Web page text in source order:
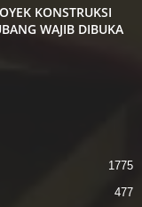
KONSTRUKSI
WAJIB DIBUKA
1775
477